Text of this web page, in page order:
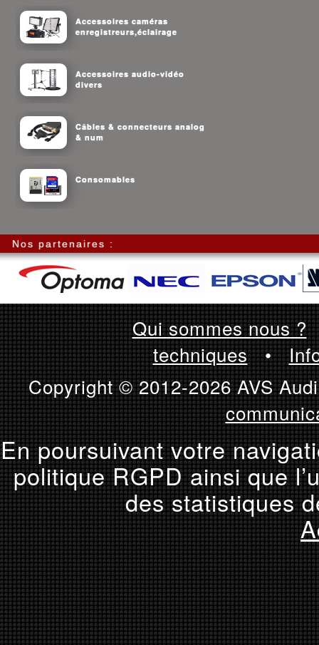
Accessoires caméras
enregistreurs,éclairage
Accessoires audio-vidéo
divers
Câbles & connecteurs analog
& num
Consomables
Nos partenaires :
Qui sommes nous ?
techniques•
Copyright © 2012-2026 AVS
En poursuivant votre
politique RGPD ainsi que
des statistiques